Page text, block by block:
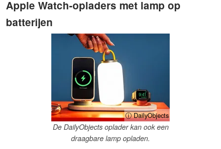
Apple Watch-opladers met lamp op
batterijen
ⓘ DailyObjects
De DailyObjects oplader kan ook een
draagbare lamp opladen.